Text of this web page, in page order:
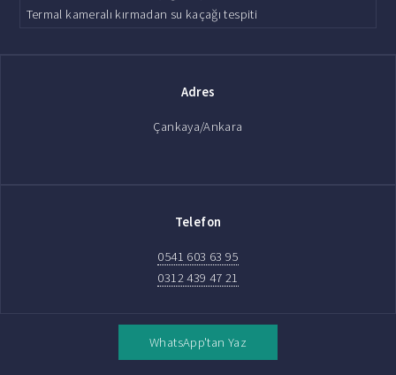
Termal kameralı kırmadan su kaçağı tespiti
Adres
Çankaya/Ankara
Telefon
0541 603 63 95
0312 439 47 21
WhatsApp'tan Yaz